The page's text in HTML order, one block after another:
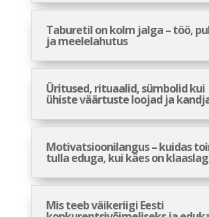
Taburetil on kolm jalga – töö,
ja meelelahutus
Üritused, rituaalid, sümbolid kui
ühiste väärtuste loojad ja
Motivatsioonilangus – kuidas
tulla eduga, kui käes on
Mis teeb väikeriigi Eesti